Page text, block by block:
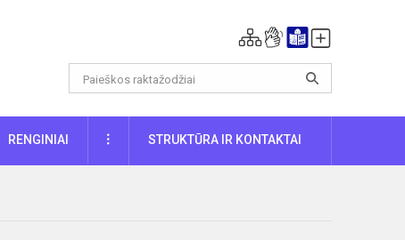
RENGINIAI DAUGIAUSTRUKTŪRA IR KONTAKTAI